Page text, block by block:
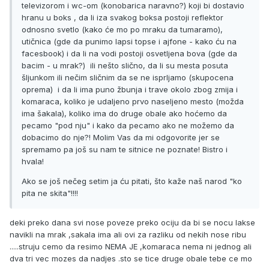
televizorom i wc-om (konobarica naravno?) koji bi dostavio
hranu u boks , da li iza svakog boksa postoji reflektor
odnosno svetlo (kako će mo po mraku da tumaramo),
utičnica (gde da punimo lapsi topse i ajfone - kako ću na
facesbook) i da li na vodi postoji osvetljena bova (gde da
bacim - u mrak?) ili nešto slično, da li su mesta posuta
šljunkom ili nečim sličnim da se ne isprljamo (skupocena
oprema) i da li ima puno žbunja i trave okolo zbog zmija i
komaraca, koliko je udaljeno prvo naseljeno mesto (možda
ima šakala), koliko ima do druge obale ako hoćemo da
pecamo "pod nju" i kako da pecamo ako ne možemo da
dobacimo do nje?! Molim Vas da mi odgovorite jer se
spremamo pa još su nam te sitnice ne poznate! Bistro i
hvala!
Ako se još nečeg setim ja ću pitati, što kaže naš narod "ko
pita ne skita"!!!!
deki preko dana svi nose poveze preko ociju da bi se nocu lakse
navikli na mrak ,sakala ima ali ovi za razliku od nekih nose ribu
.....struju cemo da resimo NEMA JE ,komaraca nema ni jednog ali
dva tri vec mozes da nadjes .sto se tice druge obale tebe ce mo